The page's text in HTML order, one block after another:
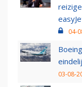
04-
03-08-